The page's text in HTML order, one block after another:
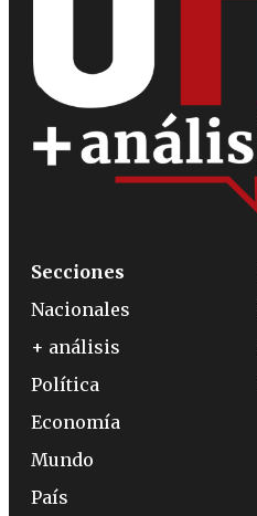
Secciones
Nacionales
+ análisis
Política
Economía
Mundo
País